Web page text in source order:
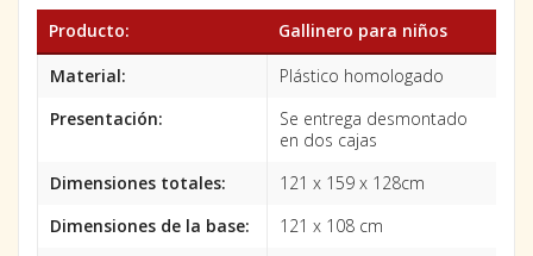
Producto:
Gallinero para niños
Material:
Plástico homologado
Presentación:
Se entrega desmontado
en dos cajas
Dimensiones totales:
121 x 159 x 128cm
Dimensiones de la base:
121 x 108 cm